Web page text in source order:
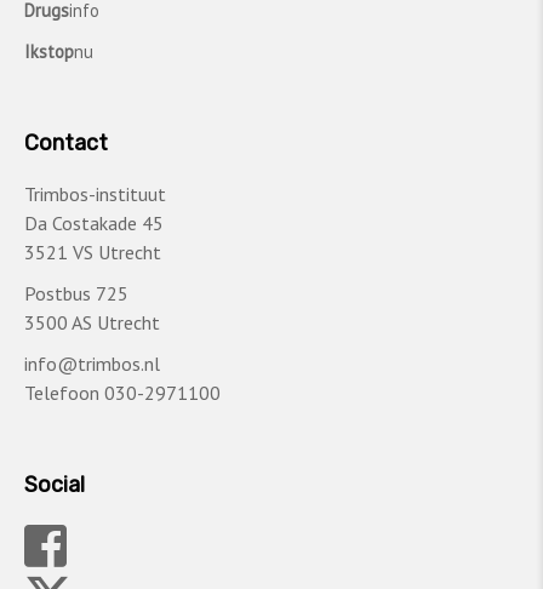
Drugsinfo
Ikstopnu
Contact
Trimbos-instituut
Da Costakade 45
3521 VS Utrecht
Postbus 725
3500 AS Utrecht
info@trimbos.nl
Telefoon 030-2971100
Social